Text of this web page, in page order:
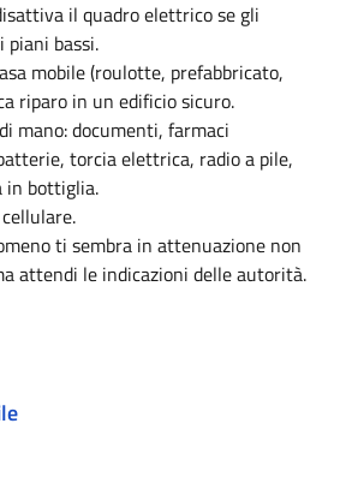
il quadro elettrico se gli
piani bassi.
mobile (roulotte, prefabbricato,
riparo in un edificio sicuro.
mano: documenti, farmaci
torcia elettrica, radio a pile,
in bottiglia.
ti sembra in attenuazione non
attendi le indicazioni delle autorità.